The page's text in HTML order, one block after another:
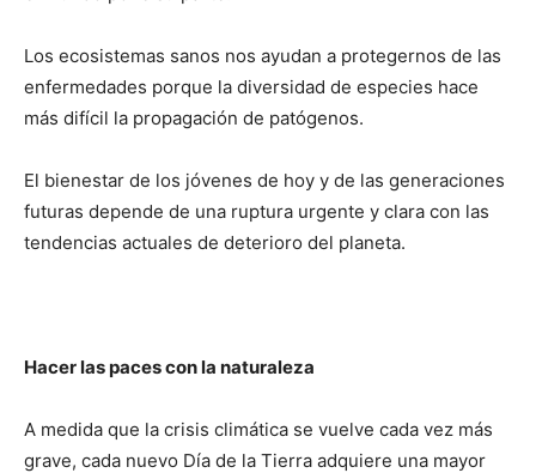
Los ecosistemas sanos nos ayudan a protegernos de las
enfermedades porque la diversidad de especies hace
más difícil la propagación de patógenos.
El bienestar de los jóvenes de hoy y de las generaciones
futuras depende de una ruptura urgente y clara con las
tendencias actuales de deterioro del planeta.
Hacer las paces con la naturaleza
A medida que la crisis climática se vuelve cada vez más
grave, cada nuevo Día de la Tierra adquiere una mayor